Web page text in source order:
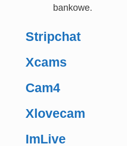
bankowe.
Stripchat
Xcams
Cam4
Xlovecam
ImLive